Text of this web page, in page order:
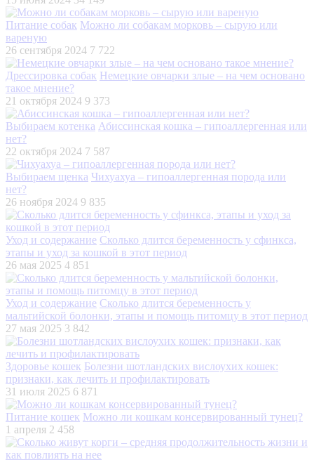
Питание собак Можно ли собакам морковь – сырую или
вареную
26 сентября 2024 7 722
Дрессировка собак Немецкие овчарки злые – на чем основано
такое мнение?
21 октября 2024 9 373
Выбираем котенка Абиссинская кошка – гипоаллергенная или
нет?
22 октября 2024 7 587
Выбираем щенка Чихуахуа – гипоаллергенная порода или
нет?
26 ноября 2024 9 835
Уход и содержание Сколько длится беременность у сфинкса,
этапы и уход за кошкой в этот период
26 мая 2025 4 851
Уход и содержание Сколько длится беременность у
мальтийской болонки, этапы и помощь питомцу в этот период
27 мая 2025 3 842
Здоровье кошек Болезни шотландских вислоухих кошек:
признаки, как лечить и профилактировать
31 июля 2025 6 871
Питание кошек Можно ли кошкам консервированный тунец?
1 апреля 2 458